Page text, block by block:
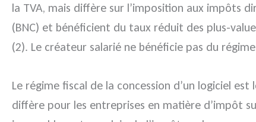
la TVA, mais diffère sur l’imposition aux impôts
(BNC) et bénéficient du taux réduit des plus-
(2). Le créateur salarié ne bénéficie pas du
Le régime fiscal de la concession d’un logiciel
diffère pour les entreprises en matière d’impôt